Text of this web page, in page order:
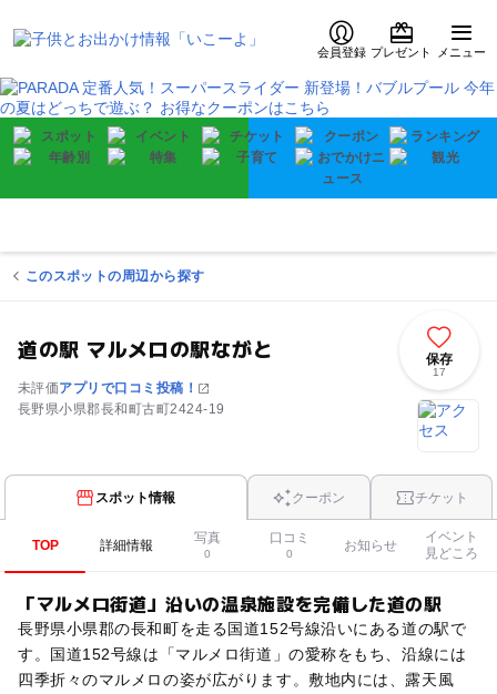
会員登録 プレゼント メニュー
このスポットの周辺から探す
道の駅 マルメロの駅ながと
未評価アプリで口コミ投稿！
長野県小県郡長和町古町2424-19
保存
17
スポット情報 クーポン チケット
TOP 詳細情報 写真
0
口コミ
0
お知らせ
イベント
見どころ
「マルメロ街道」沿いの温泉施設を完備した道の駅
長野県小県郡の長和町を走る国道152号線沿いにある道の駅で
す。国道152号線は「マルメロ街道」の愛称をもち、沿線には
四季折々のマルメロの姿が広がります。敷地内には、露天風